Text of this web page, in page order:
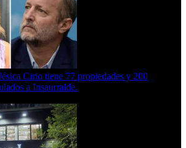
Cirio tiene 77 propiedades y 200
a Insaurralde.